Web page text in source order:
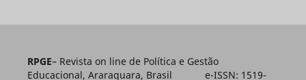
RPGE– Revista on line de Política e Gestão
Educacional, Araraquara, Brasil e-ISSN: 1519-